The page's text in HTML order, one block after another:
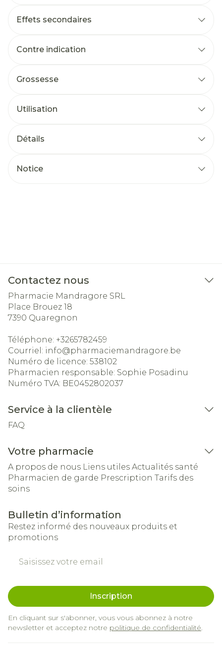
Effets secondaires
Contre indication
Grossesse
Utilisation
Détails
Notice
Contactez nous
Pharmacie Mandragore SRL
Place Brouez 18
7390 Quaregnon
Téléphone: +3265782459
Courriel: info@pharmaciemandragore.be
Numéro de licence: 538102
Pharmacien responsable: Sophie Posadinu
Numéro TVA: BE0452802037
Service à la clientèle
FAQ
Votre pharmacie
A propos de nous Liens utiles Actualités santé
Pharmacien de garde Prescription Tarifs des
soins
Bulletin d’information
Restez informé des nouveaux produits et
promotions
Inscription
En cliquant sur s'abonner, vous vous abonnez à notre
newsletter et acceptez notre politique de confidentialité.